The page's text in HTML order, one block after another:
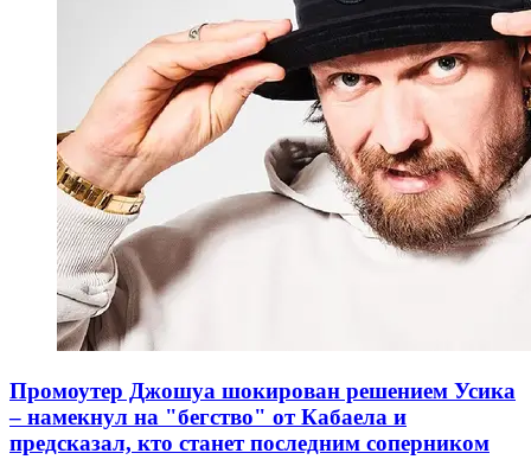
Промоутер Джошуа шокирован решением Усика
– намекнул на "бегство" от Кабаела и
предсказал, кто станет последним соперником